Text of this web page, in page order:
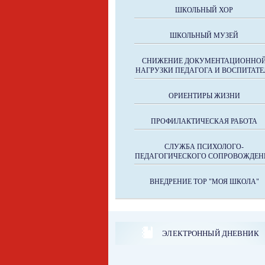
ШКОЛЬНЫЙ ХОР
ШКОЛЬНЫЙ МУЗЕЙ
СНИЖЕНИЕ
НАГРУЗКИ ПЕДАГОГА И
ОРИЕНТИРЫ ЖИЗНИ
ПРОФИЛАКТИЧЕСКАЯ РАБОТА
СЛУЖБА ПСИХОЛОГО-
ПЕДАГОГИЧЕСКОГО
ВНЕДРЕНИЕ ТОР "МОЯ ШКОЛА"
ЭЛЕКТРОННЫЙ ДНЕВНИК